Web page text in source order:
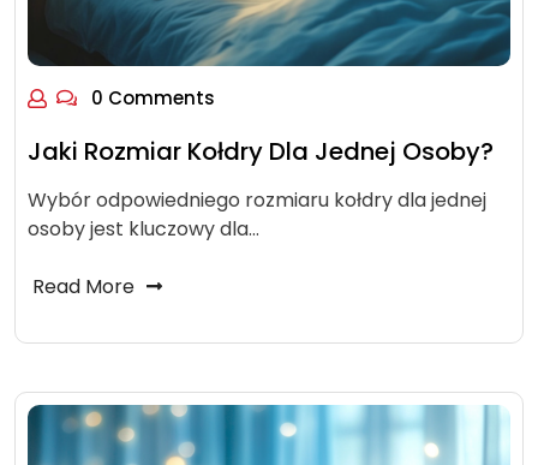
0 Comments
Jaki Rozmiar Kołdry Dla Jednej Osoby?
Wybór odpowiedniego rozmiaru kołdry dla jednej
osoby jest kluczowy dla…
Read More